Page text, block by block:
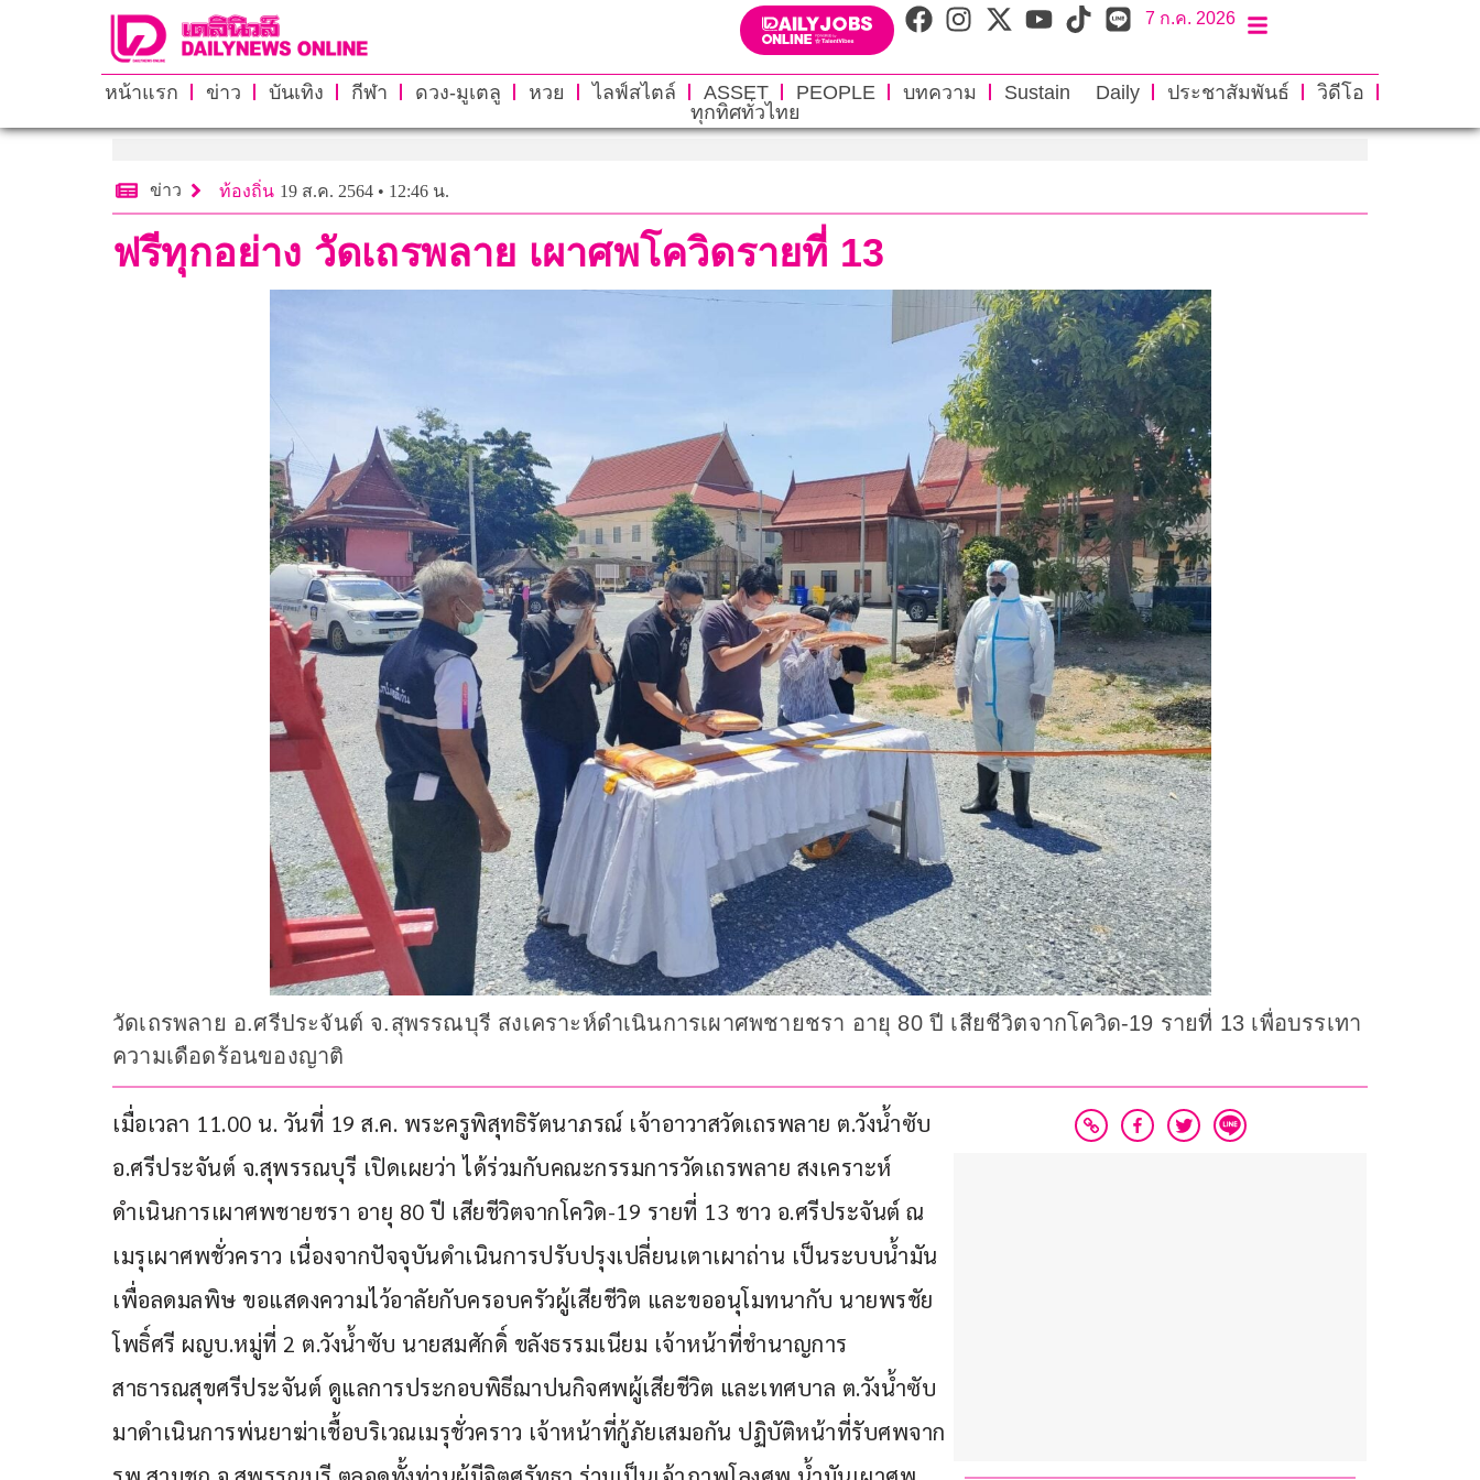
7 ก.ค. 2026
หน้าแรก ข่าว บันเทิง กีฬา ดวง-มูเตลู หวย ไลฟ์สไตล์ ASSET PEOPLE บทความ Sustain Daily ประชาสัมพันธ์
วิดีโอ
ทุกทิศทั่วไทย
ข่าว ท้องถิ่น 19 ส.ค. 2564 • 12:46 น.
ฟรีทุกอย่าง วัดเถรพลาย เผาศพโควิดรายที่ 13
วัดเถรพลาย อ.ศรีประจันต์ จ.สุพรรณบุรี สงเคราะห์ดำเนินการเผาศพชายชรา อายุ 80 ปี เสียชีวิตจากโควิด-19 รายที่ 13 เพื่อบรรเทา
ความเดือดร้อนของญาติ
เมื่อเวลา 11.00 น. วันที่ 19 ส.ค. พระครูพิสุทธิรัตนาภรณ์ เจ้าอาวาสวัดเถรพลาย ต.วังน้ำซับ
อ.ศรีประจันต์ จ.สุพรรณบุรี เปิดเผยว่า ได้ร่วมกับคณะกรรมการวัดเถรพลาย สงเคราะห์
ดำเนินการเผาศพชายชรา อายุ 80 ปี เสียชีวิตจากโควิด-19 รายที่ 13 ชาว อ.ศรีประจันต์ ณ
เมรุเผาศพชั่วคราว เนื่องจากปัจจุบันดำเนินการปรับปรุงเปลี่ยนเตาเผาถ่าน เป็นระบบน้ำมัน
เพื่อลดมลพิษ ขอแสดงความไว้อาลัยกับครอบครัวผู้เสียชีวิต และขออนุโมทนากับ นายพรชัย
โพธิ์ศรี ผญบ.หมู่ที่ 2 ต.วังน้ำซับ นายสมศักดิ์ ขลังธรรมเนียม เจ้าหน้าที่ชำนาญการ
สาธารณสุขศรีประจันต์ ดูแลการประกอบพิธีฌาปนกิจศพผู้เสียชีวิต และเทศบาล ต.วังน้ำซับ
มาดำเนินการพ่นยาฆ่าเชื้อบริเวณเมรุชั่วคราว เจ้าหน้าที่กู้ภัยเสมอกัน ปฏิบัติหน้าที่รับศพจาก